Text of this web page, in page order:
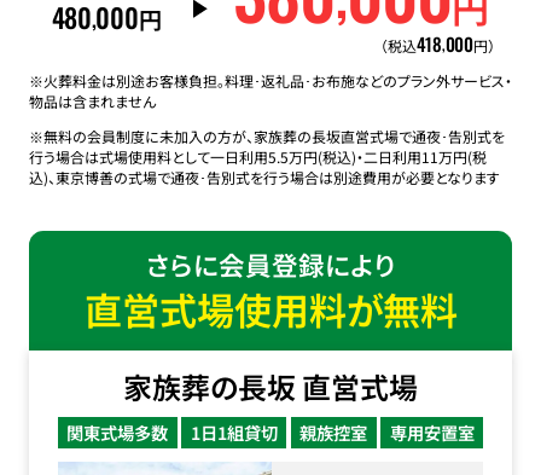
480,000円
（税込418,000円）
※火葬料金は別途お客様負担。料理･返礼品･お布施などのプラン外サービス・
物品は含まれません
※無料の会員制度に未加入の方が、家族葬の長坂直営式場で通夜･告別式を
行う場合は式場使用料として一日利用5.5万円(税込)・二日利用11万円(税
込)、東京博善の式場で通夜･告別式を行う場合は別途費用が必要となります
さらに会員登録により
直営式場使用料が無料
家族葬の長坂 直営式場
関東式場多数 1日1組貸切 親族控室 専用安置室